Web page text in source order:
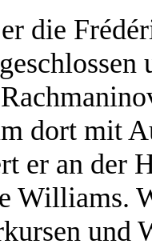
die
dort mit
er an der
Williams.
und